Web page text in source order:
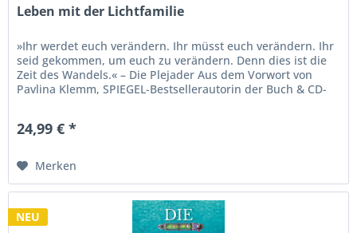
Leben mit der Lichtfamilie
»Ihr werdet euch verändern. Ihr müsst euch verändern. Ihr
seid gekommen, um euch zu verändern. Denn dies ist die
Zeit des Wandels.« – Die Plejader Aus dem Vorwort von
Pavlina Klemm, SPIEGEL-Bestsellerautorin der Buch & CD-
24,99 € *
Merken
NEU